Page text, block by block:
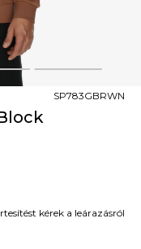
4
SP783GBRWN
kérek a leárazásról